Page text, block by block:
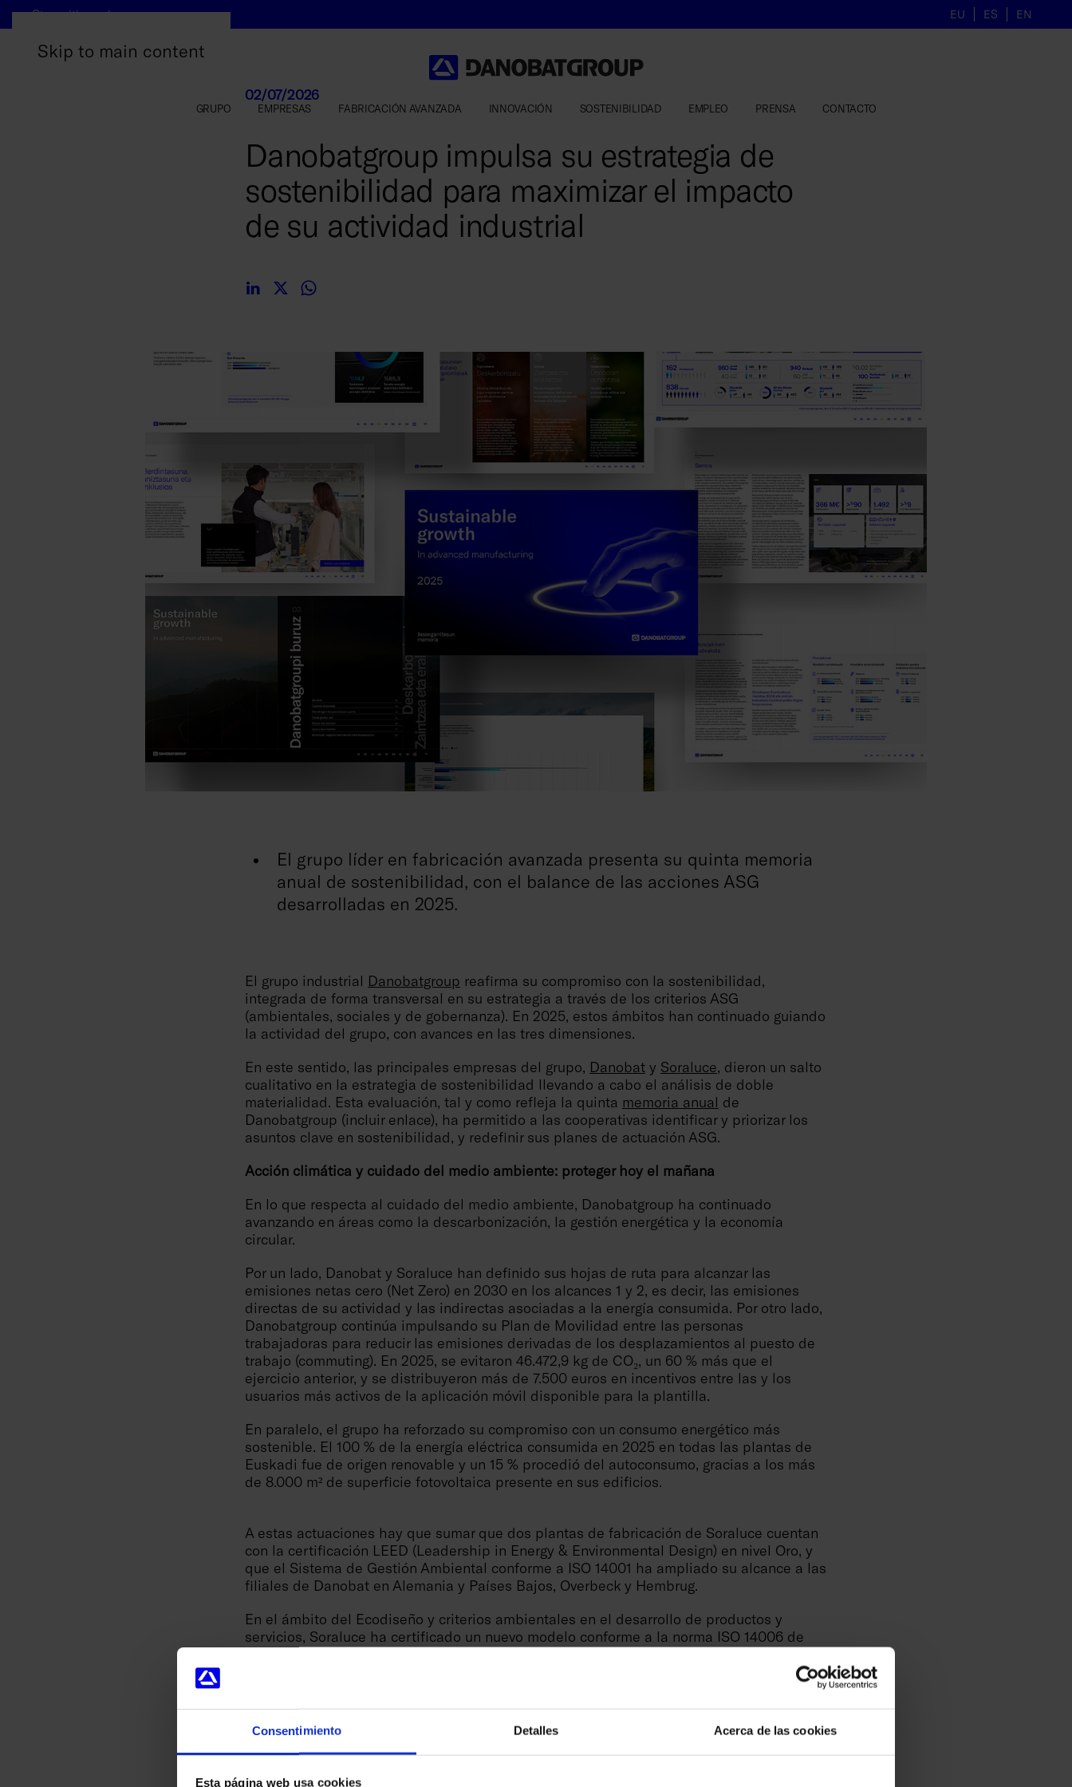
Consentimiento Detalles Acerca de las cookies
Esta página web usa cookies
Skip to main content
Otros sitios web EU ES EN
GRUPO EMPRESAS FABRICACIÓN AVANZADA INNOVACIÓN SOSTENIBILIDAD EMPLEO PRENSA CONTACTO
02/07/2026
Danobatgroup impulsa su estrategia de
sostenibilidad para maximizar el impacto
de su actividad industrial
El grupo líder en fabricación avanzada presenta su quinta memoria
anual de sostenibilidad, con el balance de las acciones ASG
desarrolladas en 2025.
El grupo industrial Danobatgroup reafirma su compromiso con la sostenibilidad,
integrada de forma transversal en su estrategia a través de los criterios ASG
(ambientales, sociales y de gobernanza). En 2025, estos ámbitos han continuado guiando
la actividad del grupo, con avances en las tres dimensiones.
En este sentido, las principales empresas del grupo, Danobat y Soraluce, dieron un salto
cualitativo en la estrategia de sostenibilidad llevando a cabo el análisis de doble
materialidad. Esta evaluación, tal y como refleja la quinta memoria anual de
Danobatgroup (incluir enlace), ha permitido a las cooperativas identificar y priorizar los
asuntos clave en sostenibilidad, y redefinir sus planes de actuación ASG.
Acción climática y cuidado del medio ambiente: proteger hoy el mañana
En lo que respecta al cuidado del medio ambiente, Danobatgroup ha continuado
avanzando en áreas como la descarbonización, la gestión energética y la economía
circular.
Por un lado, Danobat y Soraluce han definido sus hojas de ruta para alcanzar las
emisiones netas cero (Net Zero) en 2030 en los alcances 1 y 2, es decir, las emisiones
directas de su actividad y las indirectas asociadas a la energía consumida. Por otro lado,
Danobatgroup continúa impulsando su Plan de Movilidad entre las personas
trabajadoras para reducir las emisiones derivadas de los desplazamientos al puesto de
trabajo (commuting). En 2025, se evitaron 46.472,9 kg de CO₂, un 60 % más que el
ejercicio anterior, y se distribuyeron más de 7.500 euros en incentivos entre las y los
usuarios más activos de la aplicación móvil disponible para la plantilla.
En paralelo, el grupo ha reforzado su compromiso con un consumo energético más
sostenible. El 100 % de la energía eléctrica consumida en 2025 en todas las plantas de
Euskadi fue de origen renovable y un 15 % procedió del autoconsumo, gracias a los más
de 8.000 m² de superficie fotovoltaica presente en sus edificios.
A estas actuaciones hay que sumar que dos plantas de fabricación de Soraluce cuentan
con la certificación LEED (Leadership in Energy & Environmental Design) en nivel Oro, y
que el Sistema de Gestión Ambiental conforme a ISO 14001 ha ampliado su alcance a las
filiales de Danobat en Alemania y Países Bajos, Overbeck y Hembrug.
En el ámbito del Ecodiseño y criterios ambientales en el desarrollo de productos y
servicios, Soraluce ha certificado un nuevo modelo conforme a la norma ISO 14006 de
verificado la Huella de Carbono de Producto, la Huella Ambiental y el Análisis de Ciclo
capacidades para ofrecer el cálculo de la huella de carbono de los productos que
mecaniza.
Creando valor y bienestar dentro y fuera de la organización